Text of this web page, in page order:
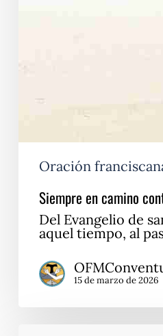
Oración
Siempre en camino
Del Evangelio de
aquel tiempo, al
15 de marzo de 2026